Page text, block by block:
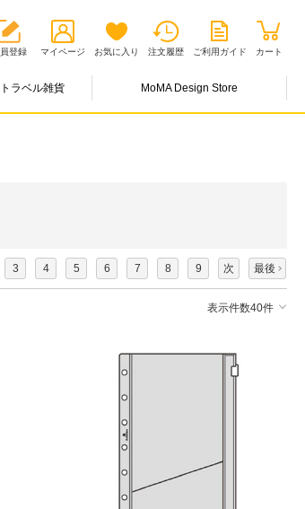
登録 マイページ お気に入り 注文履歴 ご利用ガイド カート
ラベル雑貨 MoMA Design Store
3 4 5 6 7 8 9 次 最後
表示件数40件